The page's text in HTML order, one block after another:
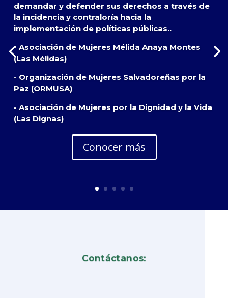
demandar y defender sus derechos a través de
la incidencia y contraloría hacia la
implementación de políticas públicas..
- Asociación de Mujeres Mélida Anaya Montes
(Las Mélidas)
- Organización de Mujeres Salvadoreñas por la
Paz (ORMUSA)
- Asociación de Mujeres por la Dignidad y la Vida
(Las Dignas)
Conocer más
Contáctanos: